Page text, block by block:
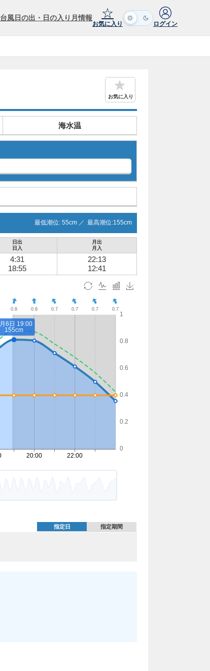
台風日の出・日の入り 月情報 ☆
お気に入り ログイン
お気に入り
海水温
最低潮位: 55cm ／ 最高潮位:155cm
日出
日入
月出
月入
4:31
18:55
22:13
12:41
指定日 指定期間